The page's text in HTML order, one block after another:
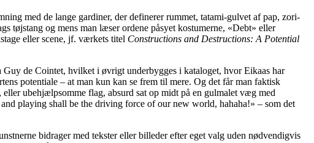
med de lange gardiner, der definerer rummet, tatami-gulvet af pap, zori-
tøjstang og mens man læser ordene påsyet kostumerne, «Debt» eller
eller scene, jf. værkets titel Constructions and Destructions: A Potential
de Cointet, hvilket i øvrigt underbygges i kataloget, hvor Eikaas har
potentiale – at man kun kan se frem til mere. Og det får man faktisk
ubehjælpsomme flag, absurd sat op midt på en gulmalet væg med
playing shall be the driving force of our new world, hahaha!» – som det
bidrager med tekster eller billeder efter eget valg uden nødvendigvis